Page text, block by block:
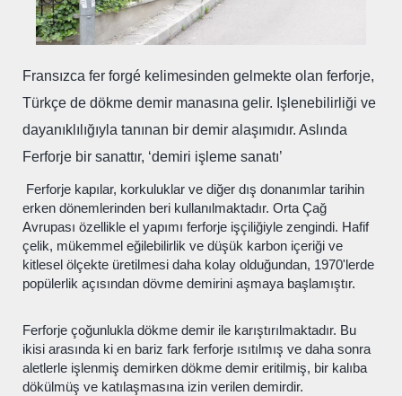
Fransızca fer forgé kelimesinden gelmekte olan ferforje,
Türkçe de dökme demir manasına gelir. Işlenebilirliği ve
dayanıklılığıyla tanınan bir demir alaşımıdır. Aslında
Ferforje bir sanattır, ‘demiri işleme sanatı’
Ferforje kapılar, korkuluklar ve diğer dış donanımlar tarihin
erken dönemlerinden beri kullanılmaktadır. Orta Çağ
Avrupası özellikle el yapımı ferforje işçiliğiyle zengindi. Hafif
çelik, mükemmel eğilebilirlik ve düşük karbon içeriği ve
kitlesel ölçekte üretilmesi daha kolay olduğundan, 1970'lerde
popülerlik açısından dövme demirini aşmaya başlamıştır.
Ferforje çoğunlukla dökme demir ile karıştırılmaktadır. Bu
ikisi arasında ki en bariz fark ferforje ısıtılmış ve daha sonra
aletlerle işlenmiş demirken dökme demir eritilmiş, bir kalıba
dökülmüş ve katılaşmasına izin verilen demirdir.